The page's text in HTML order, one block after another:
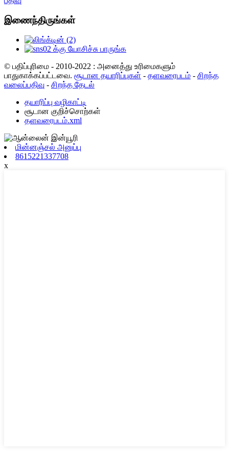
இணைந்திருங்கள்
© பதிப்புரிமை - 2010-2022 : அனைத்து உரிமைகளும்
பாதுகாக்கப்பட்டவை. சூடான தயாரிப்புகள் - தளவரைபடம் - சிறந்த
வலைப்பதிவு - சிறந்த தேடல்
தயாரிப்பு வழிகாட்டி
சூடான குறிச்சொற்கள்
தளவரைபடம்.xml
மின்னஞ்சல் அனுப்பு
8615221337708
x